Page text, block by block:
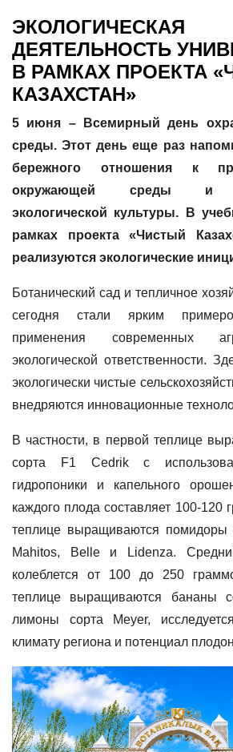
ЭКОЛОГИЧЕСКАЯ
ДЕЯТЕЛЬНОСТЬ
В РАМКАХ ПРОЕКТА
КАЗАХСТАН»
5 июня – Всемирный день
среды. Этот день еще раз
бережного отношения к
окружающей среды и
экологической культуры. В
рамках проекта «Чистый
реализуются экологические
Ботанический сад и тепличное
сегодня стали ярким
применения современных
экологической ответственности.
экологически чистые
внедряются инновационные
В частности, в первой теплице
сорта F1 Cedrik с
гидропоники и капельного
каждого плода составляет 100-120
теплице выращиваются помидоры
Mahitos, Belle и Lidenza.
колеблется от 100 до 250
теплице выращиваются бананы
лимоны сорта Meyer,
климату региона и потенциал